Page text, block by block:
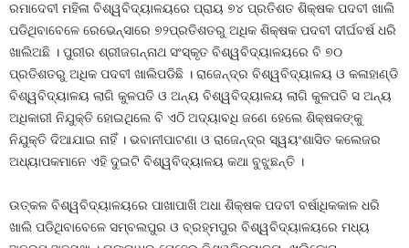
ରମାଦେବୀ ମହିଳା ବିଶ୍ୱବିଦ୍ୟାଳୟରେ ପ୍ରାୟ ୭୪ ପ୍ରତିଶତ ଶିକ୍ଷକ ପଦବୀ ଖାଲି
ପଡିଥିବାବେଳେ ରେଭେନ୍ସାରେ ୭୨ପ୍ରତିଶତରୁ ଅଧିକ ଶିକ୍ଷକ ପଦବୀ ଦୀର୍ଘବର୍ଷ ଧରି
ଖାଲିଅଛି । ପୁରୀର ଶ୍ରୀଜଗନ୍ନାଥ ସଂସ୍କୃତ ବିଶ୍ୱବିଦ୍ୟାଳୟରେ ବି ୭୦
ପ୍ରତିଶତରୁ ଅଧିକ ପଦବୀ ଖାଲିପଡିଛି । ରାଜେନ୍ଦ୍ର ବିଶ୍ୱବିଦ୍ୟାଳୟ ଓ କଳାହାଣ୍ଡି
ବିଶ୍ୱବିଦ୍ୟାଳୟ ଲାଗି କୁଳପତି ଓ ଅନ୍ୟ ବିଶ୍ୱବିଦ୍ୟାଳୟ ଲାଗି କୁଳପତି ସ ଅନ୍ୟ
ଅଧିକାରୀ ନିଯୁକ୍ତି ହୋଇଥିଲେ ବି ଏଠି ଅଦ୍ୟାବଧି ଜଣେ ହେଲେ ଶିକ୍ଷକଙ୍କୁ
ନିଯୁକ୍ତି ଦିଆଯାଇ ନାହିଁ । ଭବାନୀପାଟଣା ଓ ରାଜେନ୍ଦ୍ର ସ୍ୱୟଂଶାସିତ କଲେଜର
ଅଧ୍ୟାପକମାନେ ଏହି ଦୁଇଟି ବିଶ୍ୱବିଦ୍ୟାଳୟ କଥା ବୁଝୁଛନ୍ତି ।
ଉତ୍କଳ ବିଶ୍ୱବିଦ୍ୟାଳୟରେ ପାଖାପାଖି ଅଧା ଶିକ୍ଷକ ପଦବୀ ବର୍ଷାଧିକକାଳ ଧରି
ଖାଲି ପଡିଥିବାବେଳେ ସମ୍ବଲପୁର ଓ ବ୍ରହ୍ମପୁର ବିଶ୍ୱବିଦ୍ୟାଳୟରେ ମଧ୍ୟ